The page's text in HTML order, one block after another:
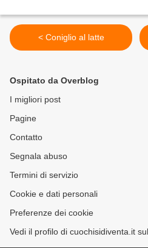
< Coniglio al latte
Ospitato da Overblog
I migliori post
Pagine
Contatto
Segnala abuso
Termini di servizio
Cookie e dati personali
Preferenze dei cookie
Vedi il profilo di cuochisidiventa.it